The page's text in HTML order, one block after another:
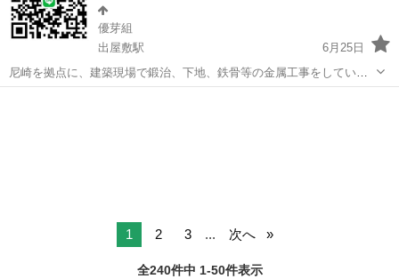
優芽組
出屋敷駅
6月25日
尼崎を拠点に、建築現場で鍛治、下地、鉄骨等の金属工事をしていま
す。多忙に付きメンバー大募集中です。 先着1名限定で、入社祝い金
1 2 3 ... 次へ
全240件中 1-50件表示